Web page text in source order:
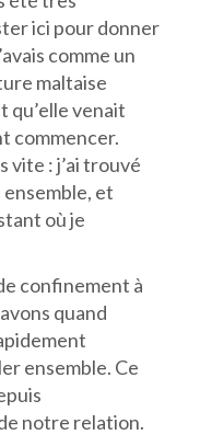
ici pour donner
comme un
maltaise
qu’elle venait
commencer.
vite : j’ai trouvé
ensemble, et
où je
confinement à
quand
ensemble. Ce
notre relation.